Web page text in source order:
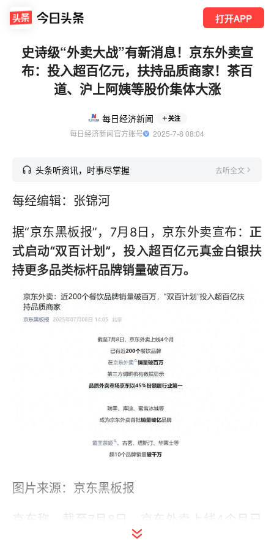
打开APP
史诗级“外卖大战”有新消息！京东外卖宣
布：投入超百亿元，扶持品质商家！茶百
道、沪上阿姨等股价集体大涨
每日经济新闻 关注
每日经济新闻官方账号
  2025-7-8 08:04
头条听资讯，时事尽掌握 去听全文
每经编辑：张锦河
据“京东黑板报”，7月8日，京东外卖宣布： 正
式启动“双百计划”，投入超百亿元真金白银扶
持更多品类标杆品牌销量破百万。
图片来源：京东黑板报
京东称，截至7月8日，京东外卖上线4个月已
有近200个餐饮品牌在京东外卖销量破百万。